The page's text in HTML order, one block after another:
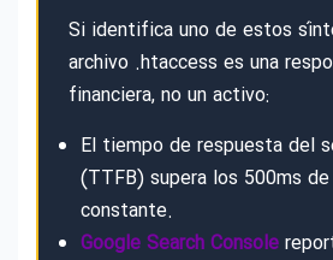
Si identifica uno de estos
archivo .htaccess es una
financiera, no un activo:
El tiempo de respuesta del
(TTFB) supera los 500ms
constante.
Google Search Console